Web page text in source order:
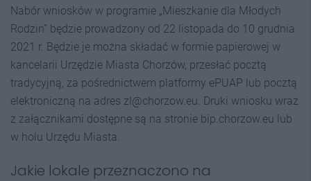
Nabór wniosków w programie „Mieszkanie dla Młodych
Rodzin” będzie prowadzony od 22 listopada do 10 grudnia
2021 r. Będzie je można składać w formie papierowej w
kancelarii Urzędzie Miasta Chorzów, przesłać pocztą
tradycyjną, za pośrednictwem platformy ePUAP lub pocztą
elektroniczną na adres zl@chorzow.eu. Druki wniosku wraz
z załącznikami dostępne są na stronie bip.chorzow.eu lub
w holu Urzędu Miasta.
Jakie lokale przeznaczono na